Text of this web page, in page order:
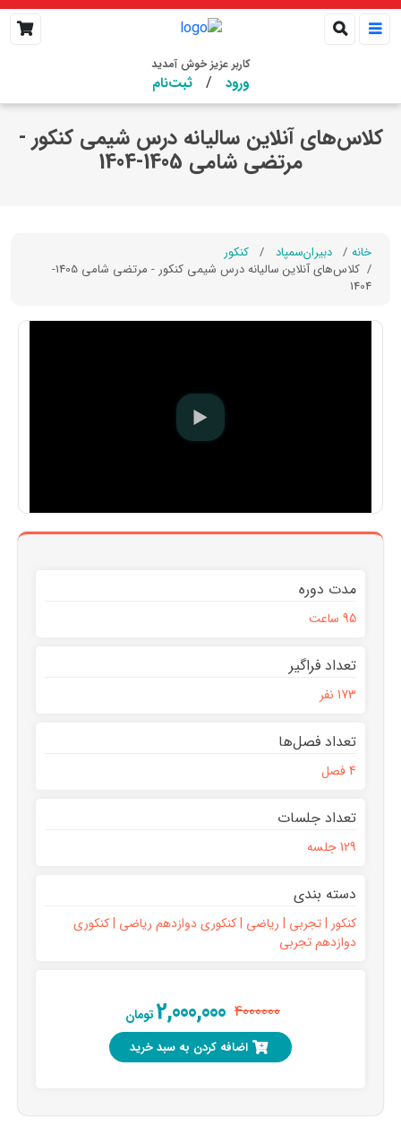
کاربر عزیز خوش آمدید
ورود / ثبت‌نام
کلاس‌های آنلاین سالیانه درس شیمی کنکور -
مرتضی شامی 1405-1404
خانه دبیران‌سمپاد
کنکور
کلاس‌های آنلاین سالیانه درس شیمی کنکور - مرتضی شامی 1405-
1404
مدت دوره
95 ساعت
تعداد فراگیر
173 نفر
تعداد فصل‌ها
4 فصل
تعداد جلسات
129 جلسه
دسته بندی
کنکور | تجربی | ریاضی | کنکوری دوازدهم ریاضی | کنکوری
دوازدهم تجربی
4000000
2,000,000تومان
اضافه کردن به سبد خرید